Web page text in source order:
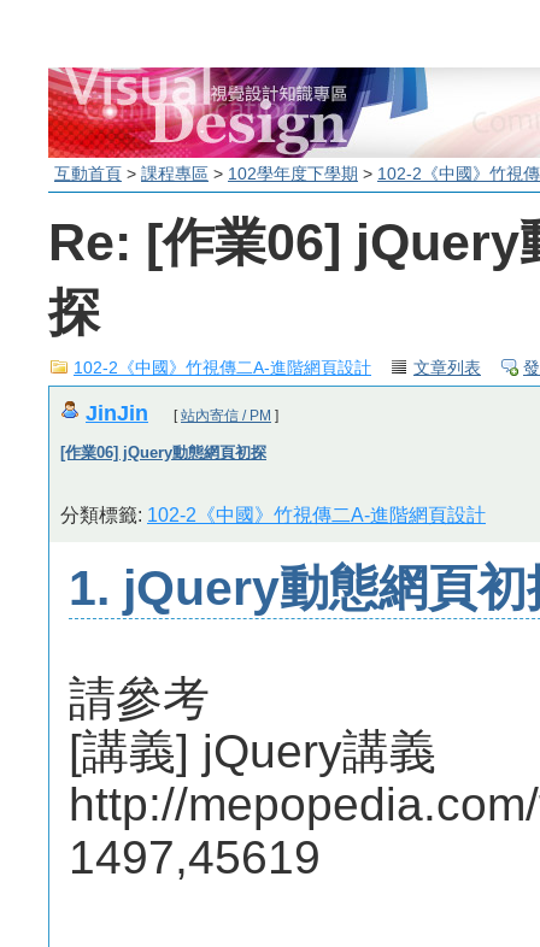
互動首頁 > 課程專區 > 102學年度下學期 > 102-2《中國》竹視
Re: [作業06] jQuery
探
102-2《中國》竹視傳二A-進階網頁設計 文章列表
JinJin [站內寄信 / PM ]
[作業06] jQuery動態網頁初探
分類標籤: 102-2《中國》竹視傳二A-進階網頁設計
1. jQuery動態網頁
請參考
[講義] jQuery講義
http://
1497,45619